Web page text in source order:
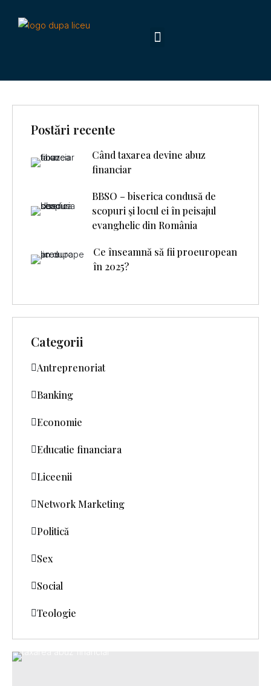
Postări recente
Când taxarea devine abuz
financiar
BBSO – biserica condusă de
scopuri şi locul ei în peisajul
evanghelic din România
Ce înseamnă să fii proeuropean
în 2025?
Categorii
Antreprenoriat
Banking
Economie
Educatie financiara
Liceenii
Network Marketing
Politică
Sex
Social
Teologie